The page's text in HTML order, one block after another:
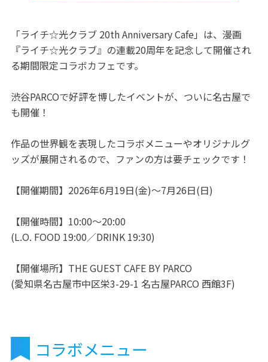
「ライチ☆光クラブ 20th Anniversary Cafe」は、漫画
『ライチ☆光クラブ』の連載20周年を記念して開催され
る期間限定コラボカフェです。
渋谷PARCOで好評を博したイベントが、ついに名古屋で
も開催！
作品の世界観を表現したコラボメニューやオリジナルグ
ッズが展開されるので、ファンの方は要チェックです！
【開催期間】2026年6月19日(金)～7月26日(日)
【開催時間】10:00～20:00
(L.O. FOOD 19:00／DRINK 19:30)
【開催場所】THE GUEST CAFE BY PARCO
(愛知県名古屋市中区栄3-29-1 名古屋PARCO 西館3F)
コラボメニュー